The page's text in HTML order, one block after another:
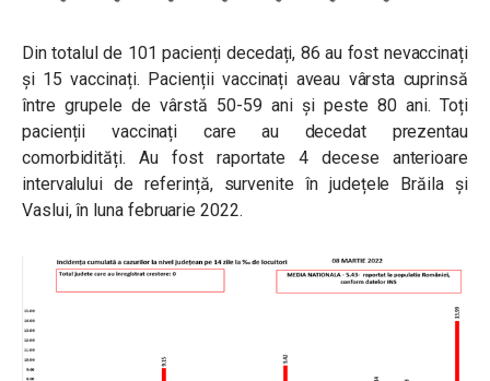
Din totalul de 101 pacienți decedați, 86 au fost nevaccinați
și 15 vaccinați. Pacienții vaccinați aveau vârsta cuprinsă
între grupele de vârstă 50-59 ani și peste 80 ani. Toți
pacienții vaccinați care au decedat prezentau
comorbidități. Au fost raportate 4 decese anterioare
intervalului de referință, survenite în județele Brăila și
Vaslui, în luna februarie 2022.